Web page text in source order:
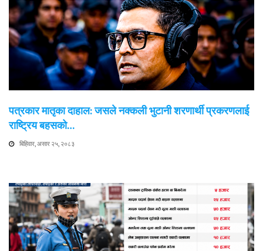
पत्रकार मातृका दाहाल: जसले नक्कली भुटानी शरणार्थी प्रकरणलाई
राष्ट्रिय बहसको…
बिहिवार, असार २५, २०८३